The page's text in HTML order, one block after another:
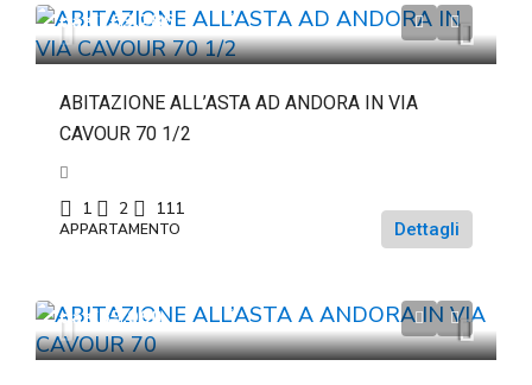
da€263.286
ABITAZIONE ALL’ASTA AD ANDORA IN VIA
CAVOUR 70 1/2
1 2 111
APPARTAMENTO Dettagli
da€69.060